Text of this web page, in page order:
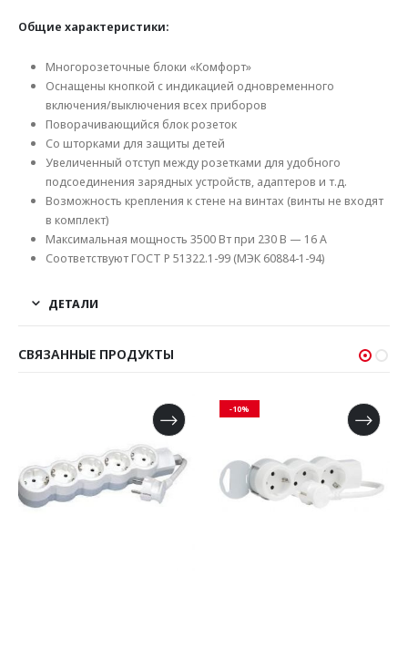
Общие характеристики:
Многорозеточные блоки «Комфорт»
Оснащены кнопкой с индикацией одновременного
включения/выключения всех приборов
Поворачивающийся блок розеток
Со шторками для защиты детей
Увеличенный отступ между розетками для удобного
подсоединения зарядных устройств, адаптеров и т.д.
Возможность крепления к стене на винтах (винты не входят
в комплект)
Максимальная мощность 3500 Вт при 230 В — 16 А
Соответствуют ГОСТ Р 51322.1-99 (МЭК 60884-1-94)
ДЕТАЛИ
СВЯЗАННЫЕ ПРОДУКТЫ
-10%